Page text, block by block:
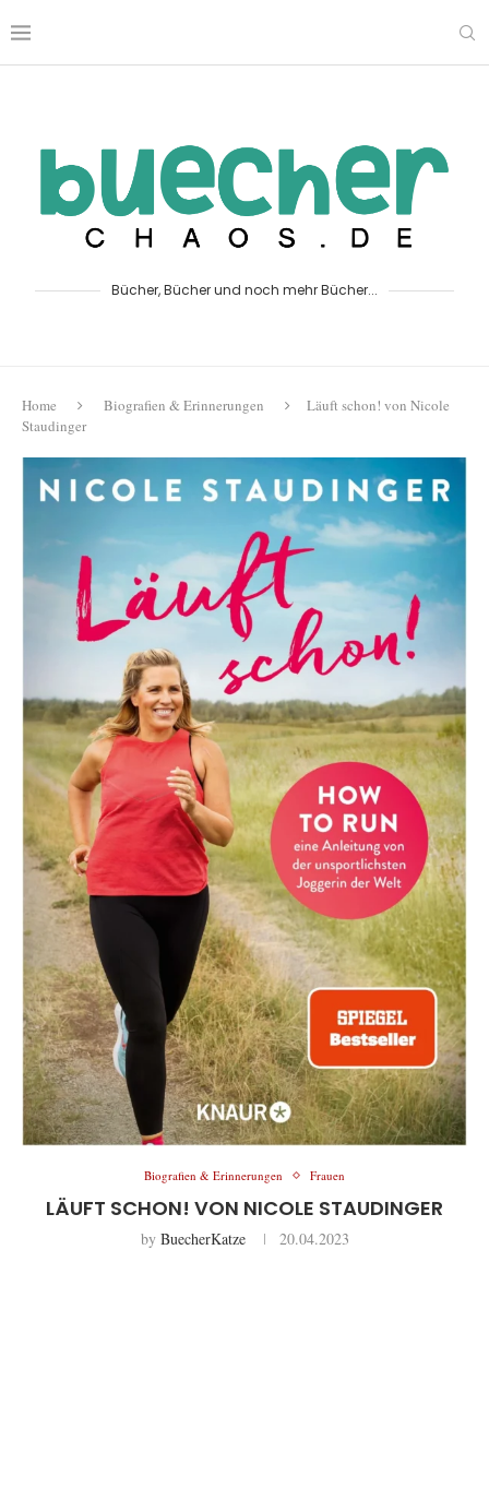
Bücher, Bücher und noch mehr Bücher...
Home Biografien & Erinnerungen
Läuft schon! von Nicole
Staudinger
Biografien & Erinnerungen Frauen
LÄUFT SCHON! VON NICOLE STAUDINGER
by BuecherKatze 20.04.2023